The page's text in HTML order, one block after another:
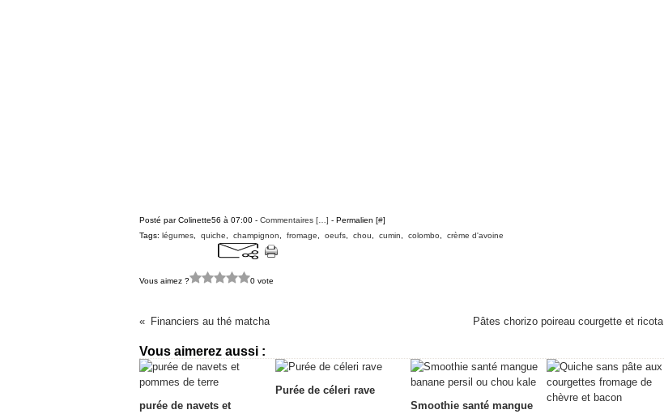
Posté par Colinette56 à 07:00 - Commentaires [ ] - Permalien [#]
Tags: légumes quiche champignon fromage oeufs chou cumin colombo crème d'avoine
Vous aimez ? 0 vote
Financiers au thé matcha Pâtes chorizo poireau courgette et ricota
Vous aimerez aussi :
purée de navets et
Purée de céleri rave
Smoothie santé mangue